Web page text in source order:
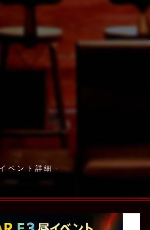
イベント詳細